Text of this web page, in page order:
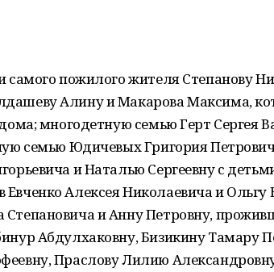
самого пожилого жителя Степанову
Алину и Макарова Максима,
многодетную семью Герт Сергея
семью Юдичевых Григория
и Наталью Сергеевну с
Алексея Николаевича и
и Анну Петровну,
Абдулхаковну, Бизикину Тамару
Праслову Лилию